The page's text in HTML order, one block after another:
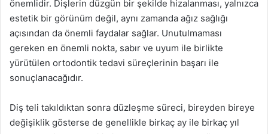
önemlidir. Dişlerin düzgün bir şekilde hizalanması, yalnızca
estetik bir görünüm değil, aynı zamanda ağız sağlığı
açısından da önemli faydalar sağlar. Unutulmaması
gereken en önemli nokta, sabır ve uyum ile birlikte
yürütülen ortodontik tedavi süreçlerinin başarı ile
sonuçlanacağıdır.
Diş teli takıldıktan sonra düzleşme süreci, bireyden bireye
değişiklik gösterse de genellikle birkaç ay ile birkaç yıl